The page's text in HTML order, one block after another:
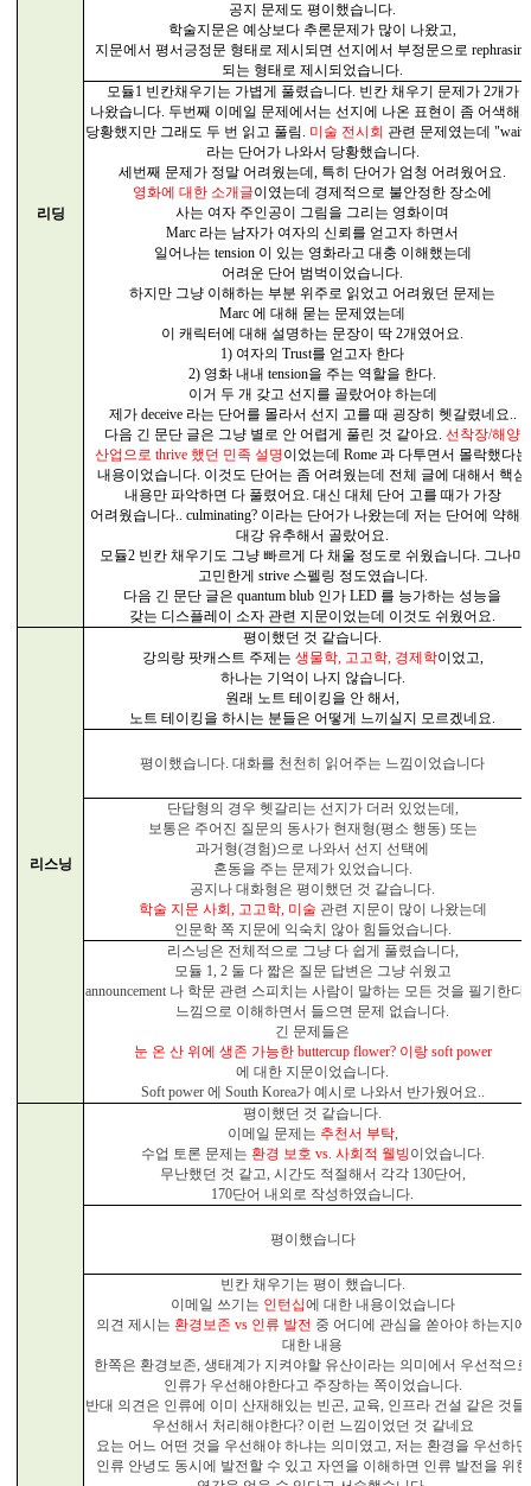
리딩
공지 문제도 평이했습니다
학술지문은 예상보다 추론문제가 많이 나왔고
지문에서 평서긍정문 형태로 제시되면 선지에서 부정문으로 rephrasing
되는 형태로 제시되었습니다
모듈1 빈칸채우기는 가볍게 풀렸습니다. 빈칸 채우기 문제가2개가
나왔습니다 두번째 이메일 문제에서는 선지에 나온 표현이 좀 어색해
당황했지만 그래도 두 번 읽고 풀림 미술 전시회 관련 문제였는데
라는 단어가 나와서 당황했습니다.
세번째 문제가 정말 어려웠는데 특히 단어가 엄청 어려웠어요
영화에 대한 소개글이였는데 경제적으로 불안정한 장소에
사는 여자 주인공이 그림을 그리는 영화이며
Marc 라는 남자가 여자의 신뢰를 얻고자 하면서
일어나는 tension 이 있는 영화라고 대충 이해했는데
어려운 단어 범벅이었습니다
하지만 그냥 이해하는 부분 위주로 읽었고 어려웠던 문제는
Marc에 대해 묻는 문제였는데
이 캐릭터에 대해 설명하는 문장이 딱 2개였어요
1) 여자의 Trust를 얻고자 한다
2) 영화 내내 tension을 주는 역할을 한다
이거 두 개 갖고 선지를 골랐어야 하는데
제가deceive 라는 단어를 몰라서 선지 고를 때 굉장히 헷갈렸네요
다음 긴 문단 글은 그냥 별로 안 어렵게 풀린 것 같아요 .선착장/해양
산업으로 thrive했던 민족 설명이었는데 Rome과 다투면서 몰락했다는
내용이었습니다 이것도 단어는 좀 어려웠는데 전체 글에 대해서 핵심
내용만 파악하면 다 풀렸어요 대신 대체 단어 고를 때가 가장
어려웠습니다 .. culminating? 이라는 단어가 나왔는데 저는 단어에 약해
대강 유추해서 골랐어요
모듈2 빈칸 채우기도 그냥 빠르게 다 채울 정도로 쉬웠습니다. 그나마
고민한게 strive 스펠링 정도였습니다.
다음 긴 문단 글은 quantum blub 인가 LED 를 능가하는 성능을
갖는 디스플레이 소자 관련 지문이었는데 이것도 쉬웠어요
리스닝
평이했던 것 같습니다
강의랑 팟캐스트 주제는 생물학, 고고학, 경제학이었고
하나는 기억이 나지 않습니다.
원래 노트 테이킹을 안 해서
노트 테이킹을 하시는 분들은 어떻게 느끼실지 모르겠네요
평이했습니다 .대화를 천천히 읽어주는 느낌이었습니다
단답형의 경우 헷갈리는 선지가 더러 있었는데
보통은 주어진 질문의 동사가 현재형(평소 행동) 또는
과거형(경험)으로 나와서 선지 선택에
혼동을 주는 문제가 있었습니다.
공지나 대화형은 평이했던 것 같습니다
학술 지문 사회
고고학, 미술 관련 지문이 많이 나왔는데
인문학 쪽 지문에 익숙치 않아 힘들었습니다.
리스닝은 전체적으로 그냥 다 쉽게 풀렸습니다,
모듈 1, 2 둘 다 짧은 질문 답변은 그냥 쉬웠고
announcement 나 학문 관련 스피치는 사람이 말하는 모든 것을 필기한다
느낌으로 이해하면서 들으면 문제 없습니다
긴 문제들은
눈 온 산 위에 생존 가능한buttercup flower? 이랑soft power
에 대한 지문이었습니다
Soft power 에 South Korea가 예시로 나와서 반가웠어요
평이했던 것 같습니다
이메일 문제는 추천서 부탁,
수업 토론 문제는 환경 보호 vs. 사회적 웰빙이었습니다.
무난했던 것 같고 시간도 적절해서 각각130단어
170단어 내외로 작성하였습니다
평이했습니다
빈칸 채우기는 평이 했습니다.
이메일 쓰기는 인턴십에 대한 내용이었습니다
의견 제시는환경보존 vs 인류 발전 중 어디에 관심을 쏟아야 하는지에
대한 내용
한쪽은 환경보존 ,생태계가 지켜야할 유산이라는 의미에서 우선적으로
인류가 우선해야한다고 주장하는 쪽이었습니다.
반대 의견은 인류에 이미 산재해있는 빈곤
교육 인프라 건설 같은 것들
우선해서 처리해야한다? 이런 느낌이었던 것 같네요
요는 어느 어떤 것을 우선해야 하냐는 의미였고
저는 환경을 우선하면
인류 안녕도 동시에 발전할 수 있고 자연을 이해하면 인류 발전을 위한